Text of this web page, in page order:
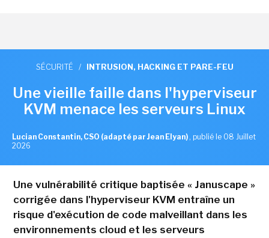
SÉCURITÉ / INTRUSION, HACKING ET PARE-FEU
Une vieille faille dans l'hyperviseur
KVM menace les serveurs Linux
Lucian Constantin, CSO (adapté par Jean Elyan) , publié le 08 Juillet
2026
Une vulnérabilité critique baptisée « Januscape »
corrigée dans l'hyperviseur KVM entraîne un
risque d'exécution de code malveillant dans les
environnements cloud et les serveurs